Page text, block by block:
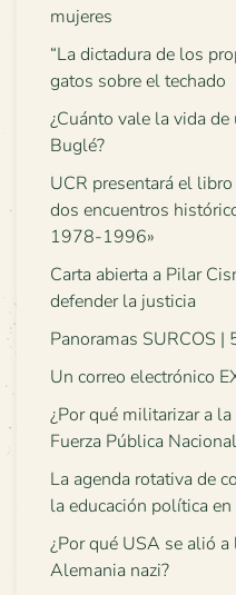
mujeres
“La dictadura de los
gatos sobre el techado
¿Cuánto vale la vida
Buglé?
UCR presentará el
dos encuentros
1978-1996»
Carta abierta a Pilar
defender la justicia
Panoramas SURCOS
Un correo electrónico
¿Por qué militarizar a
Fuerza Pública
La agenda rotativa de
la educación política
¿Por qué USA se alió
Alemania nazi?